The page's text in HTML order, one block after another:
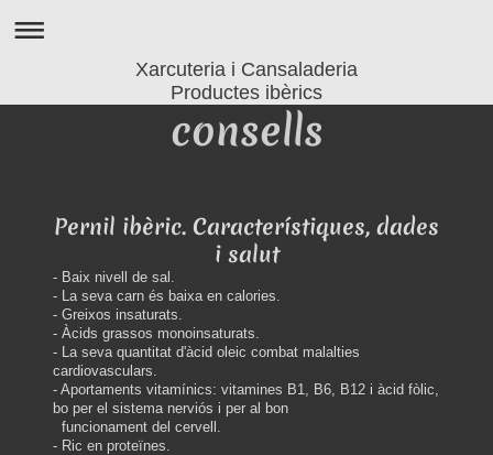
Xarcuteria i Cansaladeria
Productes ibèrics
consells
Pernil ibèric. Característiques, dades
i salut
- Baix nivell de sal.
- La seva carn és baixa en calories.
- Greixos insaturats.
- Àcids grassos monoinsaturats.
- La seva quantitat d'àcid oleic combat malalties
cardiovasculars.
- Aportaments vitamínics: vitamines B1, B6, B12 i àcid fòlic,
bo per el sistema nerviós i per al bon
funcionament del cervell.
- Ric en proteïnes.